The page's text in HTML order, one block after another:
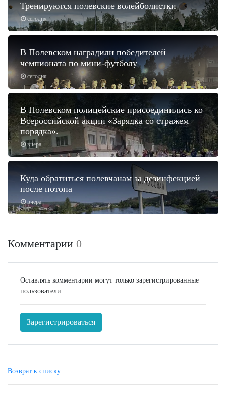
сегодня
Тренируются полевские волейболистки
сегодня
В Полевском наградили победителей
чемпионата по мини-футболу
вчера
В Полевском полицейские присоединились ко
Всероссийской акции «Зарядка со стражем
порядка».
вчера
Куда обратиться полевчанам за дезинфекцией
после потопа
Комментарии 0
Оставлять комментарии могут только зарегистрированные
пользователи.
Зарегистрироваться
Возврат к списку